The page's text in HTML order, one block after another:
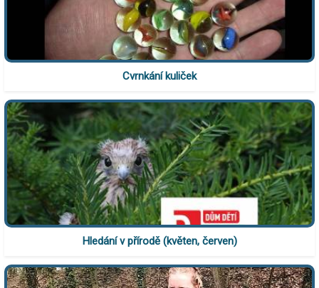
Cvrnkání kuliček
Hledání v přírodě (květen, červen)